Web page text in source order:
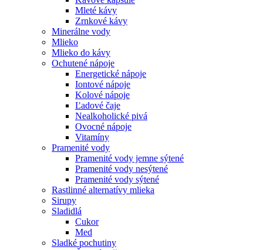
Mleté kávy
Zrnkové kávy
Minerálne vody
Mlieko
Mlieko do kávy
Ochutené nápoje
Energetické nápoje
Iontové nápoje
Kolové nápoje
Ľadové čaje
Nealkoholické pivá
Ovocné nápoje
Vitamíny
Pramenité vody
Pramenité vody jemne sýtené
Pramenité vody nesýtené
Pramenité vody sýtené
Rastlinné alternatívy mlieka
Sirupy
Sladidlá
Cukor
Med
Sladké pochutiny